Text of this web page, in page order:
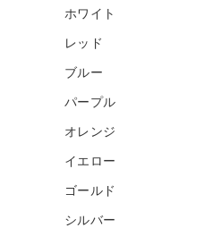
ホワイト
レッド
ブルー
パープル
オレンジ
イエロー
ゴールド
シルバー